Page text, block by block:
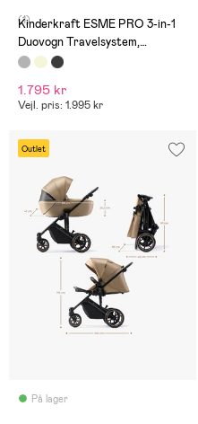
(1)
Kinderkraft ESME PRO 3-in-1
Duovogn Travelsystem,
Moonlight Grey
1.795 kr
Vejl. pris: 1.995 kr
Outlet
På lager